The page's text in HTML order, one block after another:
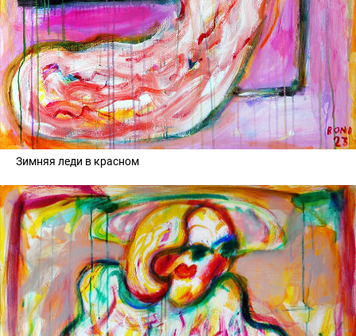
Зимняя леди в красном